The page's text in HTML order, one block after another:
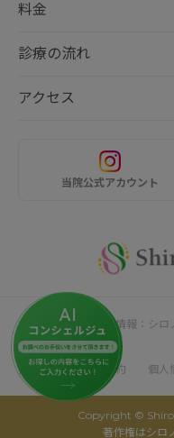
料金
診療の流れ
アクセス
当院公式アカウント
サイト運営者・企業情報：シ
ンプラザウエスト4F
採用情報 利用規約 個人
Copyright ©
著作権はシロ